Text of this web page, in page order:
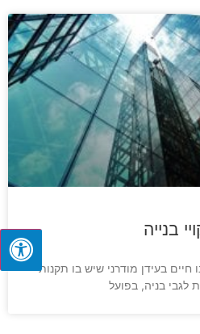
בנייה
בעידן מודרני שיש בו תקנות
לגבי בניה, בפועל